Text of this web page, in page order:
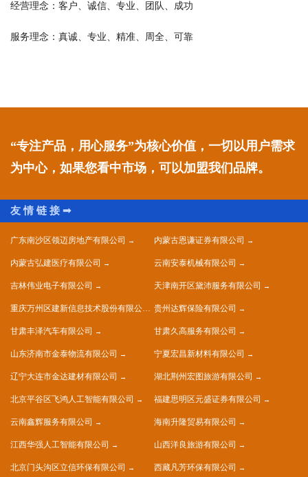
经营理念：客户、诚信、专业、团队、成功
服务理念：真诚、专业、精准、周全、可靠
“专注产品，用心服务”为核心价值，一切以用户需求
为中心，如果您看中市场，可以加盟我们品牌。
广东南沙区领迈房地产有限公司 内蒙古恩谦证券有限公司
内蒙古弘建医疗有限公司 云南安泰机械有限公司
吉林伟业电子有限公司 天津南开区黛沛服务有限公司
重庆万州区建新信息技术股份有限公司 贵州达辉保险有限公司
甘肃丰泽汽车有限公司 甘肃久高服务有限公司
山东济南市金泰物流有限公司 宁夏宏昌新材料有限公司
辽宁大连市金达建材有限公司 湖北荆州宏图旅游有限公司
北京平谷区飞鸿人工智能有限公司 福建思明区元盛证券有限公司
云南鑫辉服务有限公司 海南升隆贸易有限公司
江西华强人工智能有限公司 山西洋良旅游有限公司
北京门头沟区立信环保有限公司 西藏凡芳环保有限公司